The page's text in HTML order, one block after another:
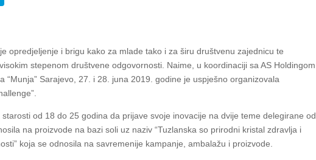
opredjeljenje i brigu kako za mlade tako i za širu društvenu zajednicu te
stepenom društvene odgovornosti. Naime, u koordinaciji sa AS Holdingom
“Munja” Sarajevo, 27. i 28. juna 2019. godine je uspješno organizovala
od 18 do 25 godina da prijave svoje inovacije na dvije teme delegirane od
na proizvode na bazi soli uz naziv “Tuzlanska so prirodni kristal zdravlja i
koja se odnosila na savremenije kampanje, ambalažu i proizvode.